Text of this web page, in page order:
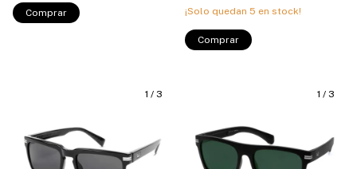
Comprar ¡Solo quedan 5 en stock!
Comprar
1 / 3 1 / 3